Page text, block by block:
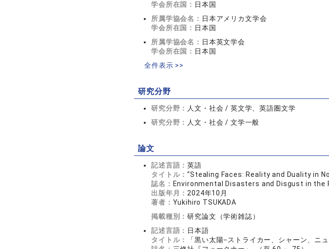
学会所在国： 日本国
所属学協会名： 日本アメリカ文学会
学会所在国： 日本国
所属学協会名： 日本英文学会
学会所在国： 日本国
全件表示 >>
研究分野
研究分野： 人文・社会 / 英文学、英語圏文学
研究分野： 人文・社会 / 文学一般
論文
記述言語：英語
タイトル：“Stealing Faces: Reality and Duality in
誌名： Environmental Disasters and Disgust in the
出版年月： 2024年10月
著者： Yukihiro TSUKADA
掲載種別：研究論文（学術雑誌）
記述言語： 日本語
タイトル：
「黒い太陽−ストライカー、シャーン、ニ